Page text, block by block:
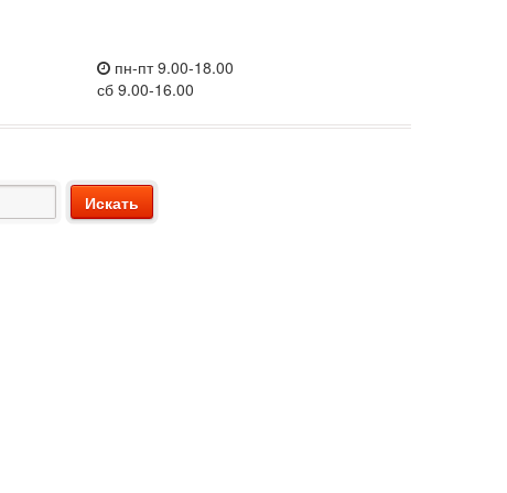
пн-пт 9.00-18.00
сб 9.00-16.00